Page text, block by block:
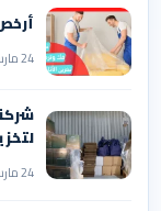
24 مارس 2026
24 مارس 2026